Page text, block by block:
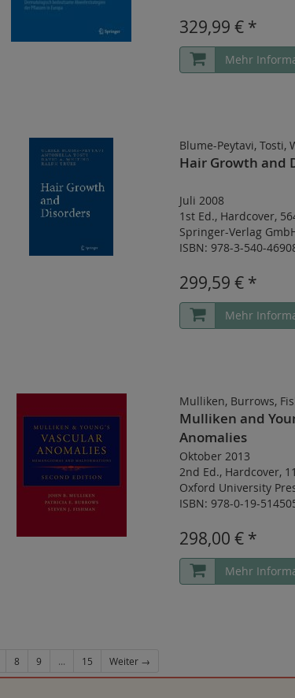
329,99 € *
Mehr
Blume-Peytavi, Tosti,
Hair Growth and
Juli 2008
1st Ed., Hardcover,
Springer-Verlag
ISBN: 978-3-540-
299,59 € *
Mehr
Mulliken, Burrows,
Mulliken and
Anomalies
Oktober 2013
2nd Ed., Hardcover,
Oxford University
ISBN: 978-0-19-
298,00 € *
Mehr
8 9 ... 15 Weiter →